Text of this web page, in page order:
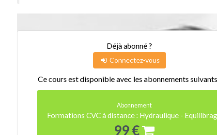
Déjà abonné ?
Connectez-vous
Ce cours est disponible avec les abonnements
Abonnement
Formations CVC à distance : Hydraulique -
99 €